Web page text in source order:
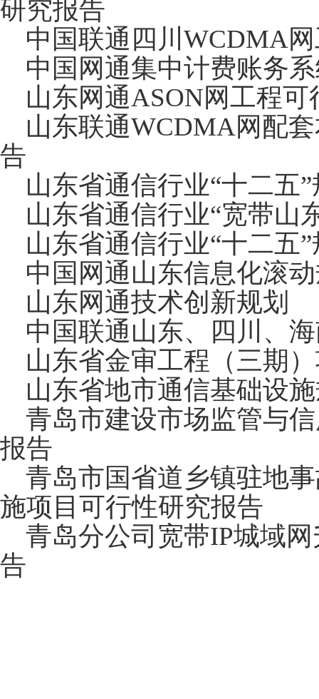
研究报告
中国联通四川WCDMA
中国网通集中计费账务
山东网通ASON网工程可
山东联通WCDMA网配
告
山东省通信行业“十二五”
山东省通信行业“宽带山
山东省通信行业“十二五
中国网通山东信息化滚
山东网通技术创新规划
中国联通山东、四川、
山东省金审工程（三期
山东省地市通信基础设
青岛市建设市场监管与
报告
青岛市国省道乡镇驻地
施项目可行性研究报告
青岛分公司宽带IP城域
告